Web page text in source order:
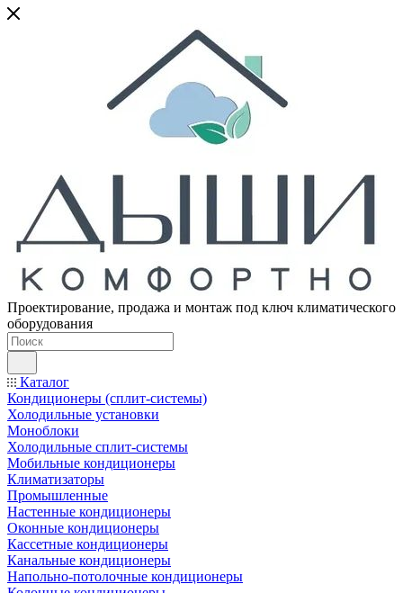
Проектирование, продажа и монтаж под ключ климатического
оборудования
Каталог
Кондиционеры (сплит-системы)
Холодильные установки
Моноблоки
Холодильные сплит-системы
Мобильные кондиционеры
Климатизаторы
Промышленные
Настенные кондиционеры
Оконные кондиционеры
Кассетные кондиционеры
Канальные кондиционеры
Напольно-потолочные кондиционеры